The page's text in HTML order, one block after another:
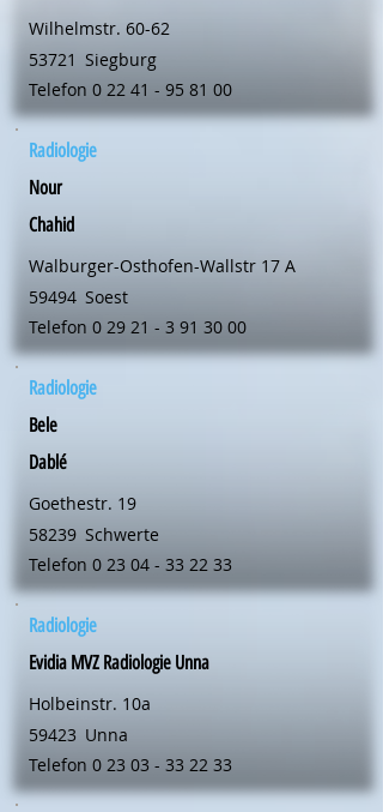
Wilhelmstr. 60-62
53721 Siegburg
Telefon 0 22 41 - 95 81 00
Radiologie
Nour
Chahid
Walburger-Osthofen-Wallstr 17 A
59494 Soest
Telefon 0 29 21 - 3 91 30 00
Radiologie
Bele
Dablé
Goethestr. 19
58239 Schwerte
Telefon 0 23 04 - 33 22 33
Radiologie
Evidia MVZ Radiologie Unna
Holbeinstr. 10a
59423 Unna
Telefon 0 23 03 - 33 22 33